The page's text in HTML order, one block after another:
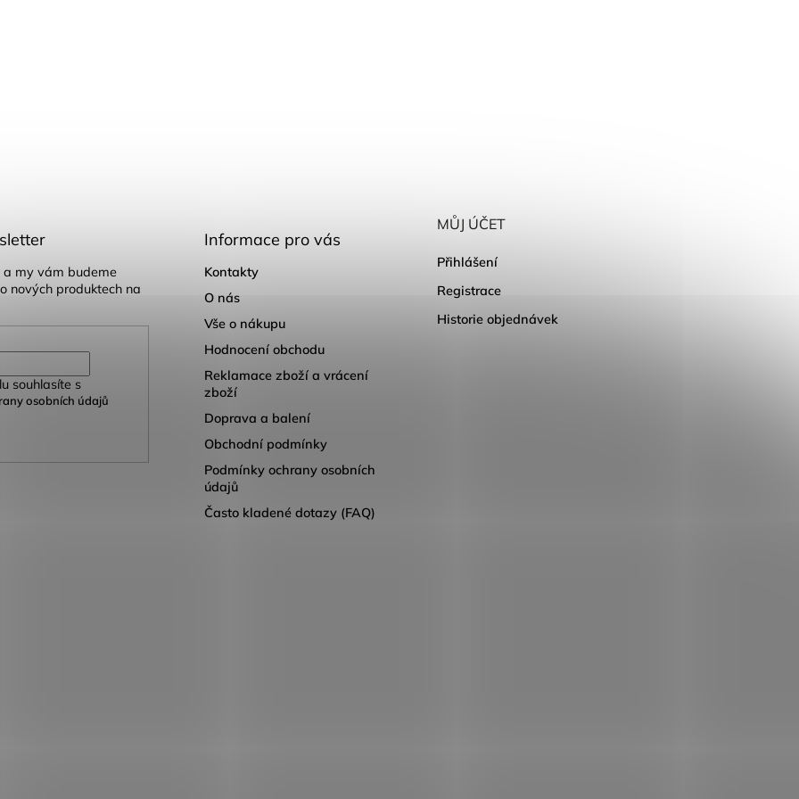
a my vám budeme
nových produktech na
souhlasíte s
osobních údajů
Informace pro vás
Kontakty
O nás
Vše o nákupu
Hodnocení obchodu
Reklamace zboží a vrácení
zboží
Doprava a balení
Obchodní podmínky
Podmínky ochrany osobních
údajů
Často kladené dotazy (FAQ)
MŮJ ÚČET
Přihlášení
Registrace
Historie objednávek